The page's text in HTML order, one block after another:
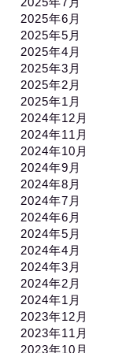
2025年6月
2025年5月
2025年4月
2025年3月
2025年2月
2025年1月
2024年12月
2024年11月
2024年10月
2024年9月
2024年8月
2024年7月
2024年6月
2024年5月
2024年4月
2024年3月
2024年2月
2024年1月
2023年12月
2023年11月
2023年10月